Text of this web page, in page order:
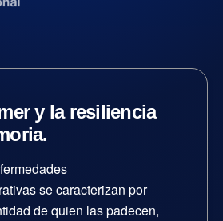
y la resiliencia
se caracterizan por
de quien las padecen,